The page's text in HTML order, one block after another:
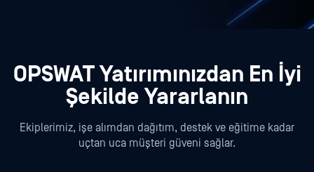
OPSWAT Yatırımınızdan En İyi
Şekilde Yararlanın
Ekiplerimiz, işe alımdan dağıtım, destek ve eğitime kadar
uçtan uca müşteri güveni sağlar.